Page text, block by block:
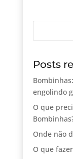
Posts
engolindo
O que
Onde não
O que